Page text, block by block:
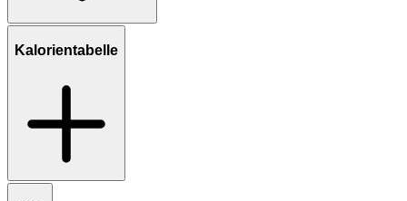
Kalorientabelle